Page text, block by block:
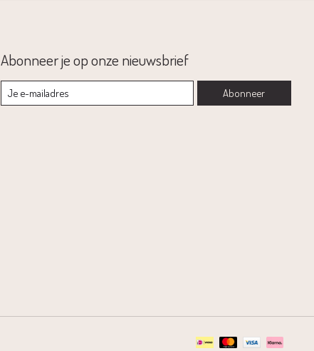
Abonneer je op onze nieuwsbrief
Abonneer